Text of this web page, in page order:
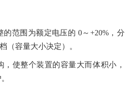
的范围为额定电压的 0～+20%，分
（容量大小决定）。
，使整个装置的容量大而体积小，